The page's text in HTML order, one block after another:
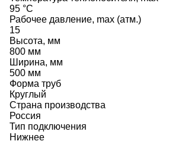
95 °C
Рабочее давление, max (атм.)
15
Высота, мм
800 мм
Ширина, мм
500 мм
Форма труб
Круглый
Страна производства
Россия
Тип подключения
Нижнее